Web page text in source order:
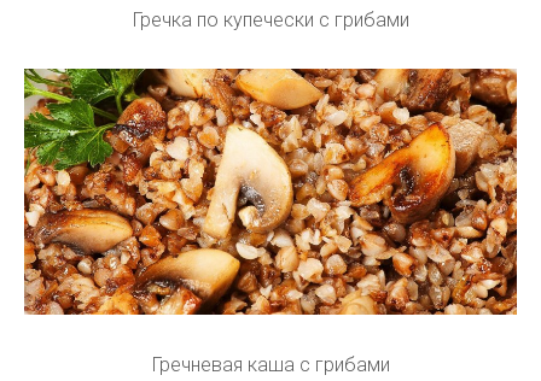
Гречка по купечески с грибами
Гречневая каша с грибами